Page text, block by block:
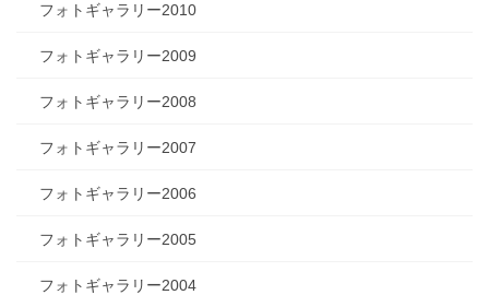
フォトギャラリー2010
フォトギャラリー2009
フォトギャラリー2008
フォトギャラリー2007
フォトギャラリー2006
フォトギャラリー2005
フォトギャラリー2004